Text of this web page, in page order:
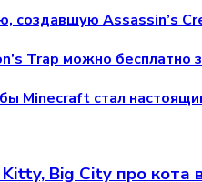
создавшую Assassin’s
Trap можно бесплатно
Minecraft стал
Big City про кота